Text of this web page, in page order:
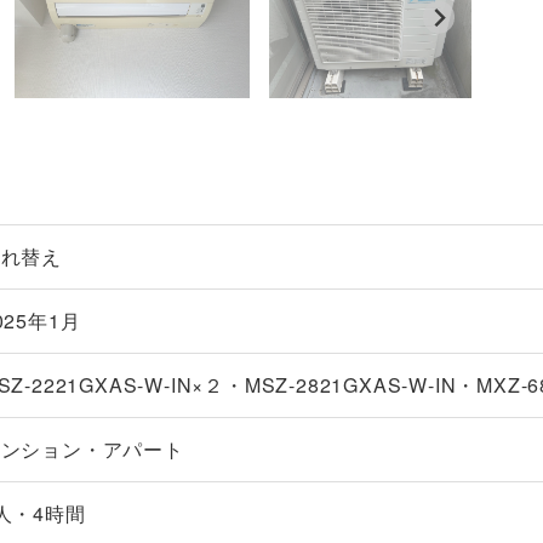
替え
年1月
2221GXAS-W-IN×２・MSZ-2821GXAS-W-IN・MXZ-
ション・アパート
・4時間